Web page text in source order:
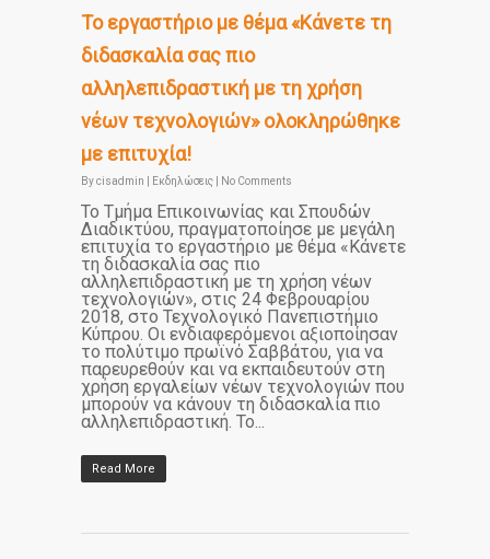
Το εργαστήριο με θέμα «Κάνετε τη
διδασκαλία σας πιο
αλληλεπιδραστική με τη χρήση
νέων τεχνολογιών» ολοκληρώθηκε
με επιτυχία!
Bycisadmin Εκδηλώσεις No Comments
Το Τμήμα Επικοινωνίας και Σπουδών
Διαδικτύου, πραγματοποίησε με μεγάλη
επιτυχία το εργαστήριο με θέμα «Κάνετε
τη διδασκαλία σας πιο
αλληλεπιδραστική με τη χρήση νέων
τεχνολογιών», στις 24 Φεβρουαρίου
2018, στο Τεχνολογικό Πανεπιστήμιο
Κύπρου. Οι ενδιαφερόμενοι αξιοποίησαν
το πολύτιμο πρωϊνό Σαββάτου, για να
παρευρεθούν και να εκπαιδευτούν στη
χρήση εργαλείων νέων τεχνολογιών που
μπορούν να κάνουν τη διδασκαλία πιο
αλληλεπιδραστική. Το...
Read More